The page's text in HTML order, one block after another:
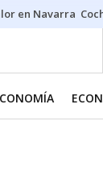
en Navarra